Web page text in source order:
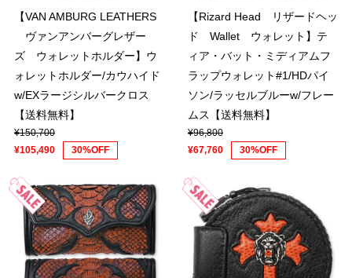
【VAN AMBURG LEATHERS
ヴァンアンバーグレザー
ズ ウォレットホルダー】ウ
ォレットホルダー/カウハイド
w/EXラージシルバークロス
【送料無料】
¥150,700
¥105,490
30%OFF
【Rizard Head リザードヘッ
ド Wallet ウォレット】テ
ィア・バット・ミディアムフ
ラップウォレット#1/HDパイ
ソン/ラッセルブルーw/フレー
ムス【送料無料】
¥96,800
¥67,760
30%OFF